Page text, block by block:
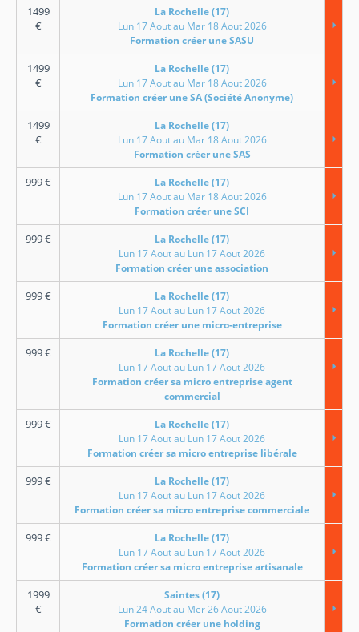
1499
€
La Rochelle (17)
Lun 17 Aout au Mar 18 Aout 2026
Formation créer une SASU
1499
€
La Rochelle (17)
Lun 17 Aout au Mar 18 Aout 2026
Formation créer une SA (Société Anonyme)
1499
€
La Rochelle (17)
Lun 17 Aout au Mar 18 Aout 2026
Formation créer une SAS
999€
La Rochelle (17)
Lun 17 Aout au Mar 18 Aout 2026
Formation créer une SCI
999€
La Rochelle (17)
Lun 17 Aout au Lun 17 Aout 2026
Formation créer une association
999€
La Rochelle (17)
Lun 17 Aout au Lun 17 Aout 2026
Formation créer une micro-entreprise
999€
La Rochelle (17)
Lun 17 Aout au Lun 17 Aout 2026
Formation créer sa micro entreprise agent
commercial
999€
La Rochelle (17)
Lun 17 Aout au Lun 17 Aout 2026
Formation créer sa micro entreprise libérale
999€
La Rochelle (17)
Lun 17 Aout au Lun 17 Aout 2026
Formation créer sa micro entreprise commerciale
999€
La Rochelle (17)
Lun 17 Aout au Lun 17 Aout 2026
Formation créer sa micro entreprise artisanale
1999
€
Saintes (17)
Lun 24 Aout au Mer 26 Aout 2026
Formation créer une holding